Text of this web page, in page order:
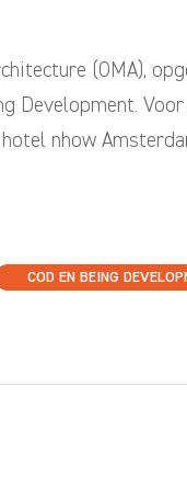
(OMA),
Development.
nhow
COD EN BEING